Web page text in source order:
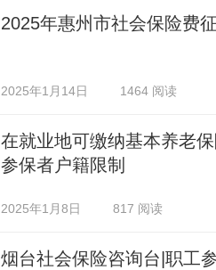
2025年惠州市社会保险费
2025年1月14日 1464 阅读
在就业地可缴纳基本养老
参保者户籍限制
2025年1月8日 817 阅读
烟台社会保险咨询台|职工